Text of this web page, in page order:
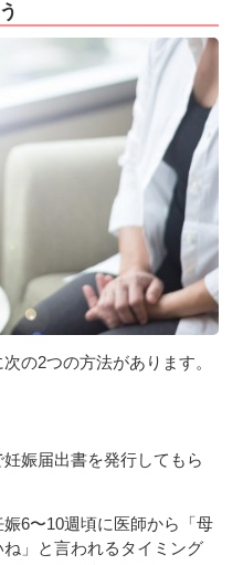
の2つの方法があります。
娠届出書を発行してもら
6〜10週頃に医師から「母
」と言われるタイミング